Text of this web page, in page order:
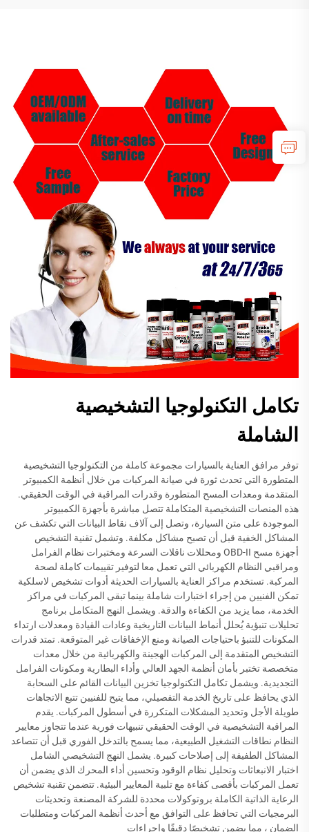
تكامل التكنولوجيا التشخيصية
الشاملة
توفر مرافق العناية بالسيارات مجموعة كاملة من التكنولوجيا التشخيصية
المتطورة التي تحدث ثورة في صيانة المركبات من خلال أنظمة الكمبيوتر
المتقدمة ومعدات المسح المتطورة وقدرات المراقبة في الوقت الحقيقي.
هذه المنصات التشخيصية المتكاملة تتصل مباشرة بأجهزة الكمبيوتر
الموجودة على متن السيارة، وتصل إلى آلاف نقاط البيانات التي تكشف عن
المشاكل الخفية قبل أن تصبح مشاكل مكلفة. وتشمل تقنية التشخيص
أجهزة مسح OBD-II ومحللات ناقلات السرعة ومختبرات نظام الفرامل
ومراقبي النظام الكهربائي التي تعمل معا لتوفير تقييمات كاملة لصحة
المركبة. تستخدم مراكز العناية بالسيارات الحديثة أدوات تشخيص لاسلكية
تمكن الفنيين من إجراء اختبارات شاملة بينما تبقى المركبات في مراكز
الخدمة، مما يزيد من الكفاءة والدقة. ويشمل النهج المتكامل برنامج
تحليلات تنبؤية يُحلل أنماط البيانات التاريخية وعادات القيادة ومعدلات ارتداء
المكونات للتنبؤ باحتياجات الصيانة ومنع الإخفاقات غير المتوقعة. تمتد قدرات
التشخيص المتقدمة إلى المركبات الهجينة والكهربائية من خلال معدات
متخصصة تختبر بأمان أنظمة الجهد العالي وأداء البطارية ومكونات الفرامل
التجديدية. ويشمل تكامل التكنولوجيا تخزين البيانات القائم على السحابة
الذي يحافظ على تاريخ الخدمة التفصيلي، مما يتيح للفنيين تتبع الاتجاهات
طويلة الأجل وتحديد المشكلات المتكررة في أسطول المركبات. يقدم
المراقبة التشخيصية في الوقت الحقيقي تنبيهات فورية عندما تتجاوز معايير
النظام نطاقات التشغيل الطبيعية، مما يسمح بالتدخل الفوري قبل أن تتصاعد
المشاكل الطفيفة إلى إصلاحات كبيرة. يشمل النهج التشخيصي الشامل
اختبار الانبعاثات وتحليل نظام الوقود وتحسين أداء المحرك الذي يضمن أن
تعمل المركبات بأقصى كفاءة مع تلبية المعايير البيئية. تتضمن تقنية تشخيص
الرعاية الذاتية الكاملة بروتوكولات محددة للشركة المصنعة وتحديثات
البرمجيات التي تحافظ على التوافق مع أحدث أنظمة المركبات ومتطلبات
الضمان ، مما يضمن تشخيصًا دقيقًا وإجراءات